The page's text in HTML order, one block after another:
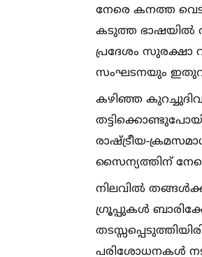
നേരെ കനത്ത
കടുത്ത ഭാഷയില്‍
പ്രദേശം സുരക്ഷാ
സംഘടനയും ഇതുവരെ
കഴിഞ്ഞ
രാഷ്ട്രീയ-
സൈന്യത്തിന്
നിലവില്‍
ഗ്രൂപ്പുകള്‍
പരിശോധനകള്‍